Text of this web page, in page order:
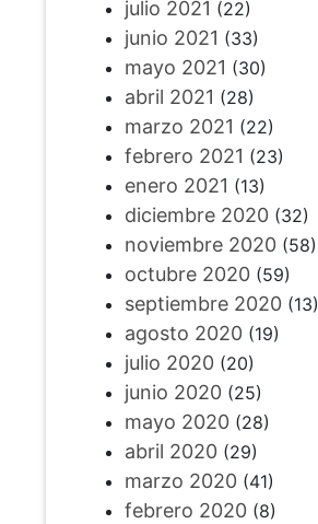
julio 2021 (22)
junio 2021 (33)
mayo 2021 (30)
abril 2021 (28)
marzo 2021 (22)
febrero 2021 (23)
enero 2021 (13)
diciembre 2020(32)
noviembre 2020(58)
octubre 2020(59)
septiembre 2020(13)
agosto 2020(19)
julio 2020(20)
junio 2020(25)
mayo 2020(28)
abril 2020(29)
marzo 2020(41)
febrero 2020(8)